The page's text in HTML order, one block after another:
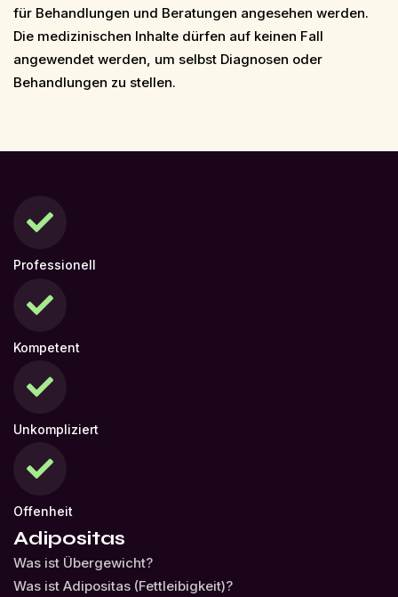
für Behandlungen und Beratungen angesehen werden.
Die medizinischen Inhalte dürfen auf keinen Fall
angewendet werden, um selbst Diagnosen oder
Behandlungen zu stellen.
Professionell
Kompetent
Unkompliziert
Offenheit
Adipositas
Was ist Übergewicht?
Was ist Adipositas (Fettleibigkeit)?